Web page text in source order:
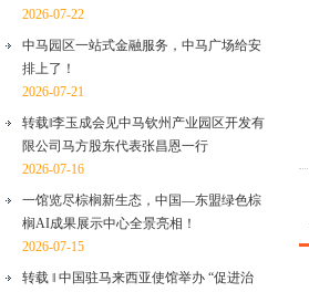
2026-07-22
中马园区一站式金融服务，中马广场给安
排上了！
2026-07-21
转载‖李玉成会见中马钦州产业园区开发有
限公司马方股东代表张昌恩一行
2026-07-16
一馆览尽棕榈新生态，中国—东盟绿色棕
榈AI成果展示中心全景亮相！
2026-07-15
转载 ‖ 中国驻马来西亚使馆举办 “促进治